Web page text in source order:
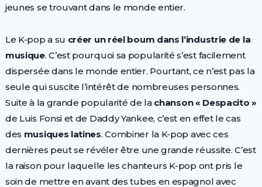
jeunes se trouvant dans le monde entier.
Le K-pop a su créer un réel boum dans l’industrie de la
musique. C’est pourquoi sa popularité s’est facilement
dispersée dans le monde entier. Pourtant, ce n’est pas la
seule qui suscite l’intérêt de nombreuses personnes.
Suite à la grande popularité de la chanson « Despacito »
de Luis Fonsi et de Daddy Yankee, c’est en effet le cas
des musiques latines. Combiner la K-pop avec ces
dernières peut se révéler être une grande réussite. C’est
la raison pour laquelle les chanteurs K-pop ont pris le
soin de mettre en avant des tubes en espagnol avec